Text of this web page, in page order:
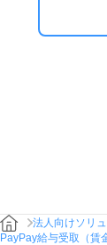
法人向けソリ
PayPay給与受取（賃